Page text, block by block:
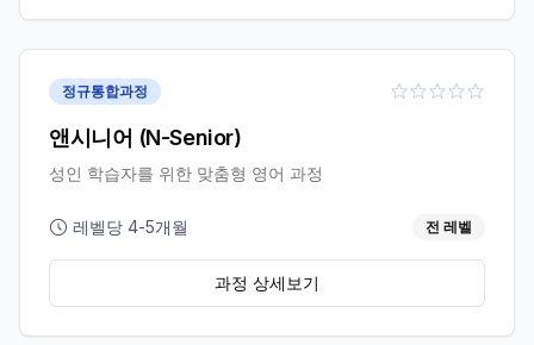
정규통합과정
앤시니어 (N-Senior)
성인 학습자를 위한 맞춤형 영어 과정
레벨당 4-5개월 전 레벨
과정 상세보기